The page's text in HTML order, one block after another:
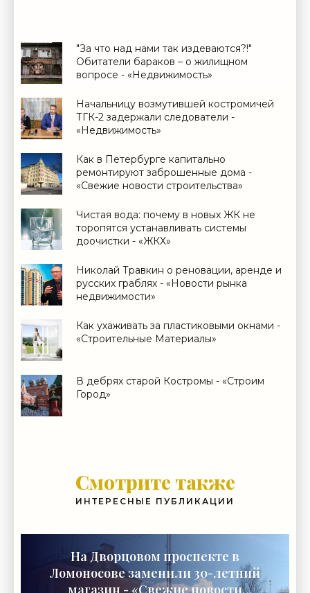
"За что над нами так издеваются?!"
Обитатели бараков – о жилищном
вопросе - «Недвижимость»
Начальницу возмутившей костромичей
ТГК-2 задержали следователи -
«Недвижимость»
Как в Петербурге капитально
ремонтируют заброшенные дома -
«Свежие новости строительства»
Чистая вода: почему в новых ЖК не
торопятся устанавливать системы
доочистки - «ЖКХ»
Николай Травкин о реновации, аренде и
русских граблях - «Новости рынка
недвижимости»
Как ухаживать за пластиковыми окнами -
«Строительные Материалы»
В дебрях старой Костромы - «Строим
Город»
Смотрите также
ИНТЕРЕСНЫЕ ПУБЛИКАЦИИ
На Дворцовом проспекте в
Ломоносове заменили 30-летний
магазин - «Свежие новости